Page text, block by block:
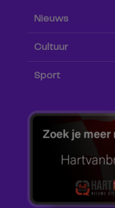
Nieuws
Cultuur
Sport